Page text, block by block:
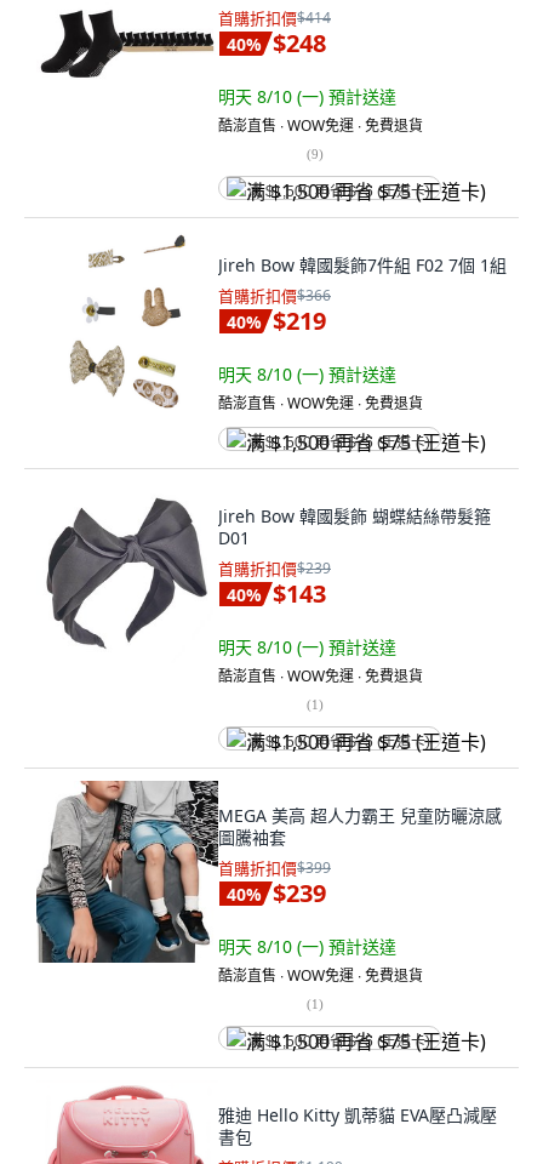
首購折扣價$414
40% $248
明天 8/10 (一) 預計送達
酷澎直售 ∙ WOW免運 ∙ 免費退貨
(9)
满 $1,500 再省 $75 (王道卡)
Jireh Bow 韓國髮飾7件組 F02 7個 1組
首購折扣價$366
40% $219
明天 8/10 (一) 預計送達
酷澎直售 ∙ WOW免運 ∙ 免費退貨
满 $1,500 再省 $75 (王道卡)
Jireh Bow 韓國髮飾 蝴蝶結絲帶髮箍
D01
首購折扣價$239
40% $143
明天 8/10 (一) 預計送達
酷澎直售 ∙ WOW免運 ∙ 免費退貨
(1)
满 $1,500 再省 $75 (王道卡)
MEGA 美高 超人力霸王 兒童防曬涼感
圖騰袖套
首購折扣價$399
40% $239
明天 8/10 (一) 預計送達
酷澎直售 ∙ WOW免運 ∙ 免費退貨
(1)
满 $1,500 再省 $75 (王道卡)
雅迪 Hello Kitty 凱蒂貓 EVA壓凸減壓
書包